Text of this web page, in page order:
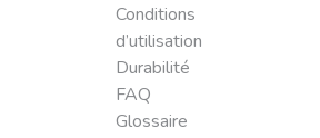
Conditions
d’utilisation
Durabilité
FAQ
Glossaire